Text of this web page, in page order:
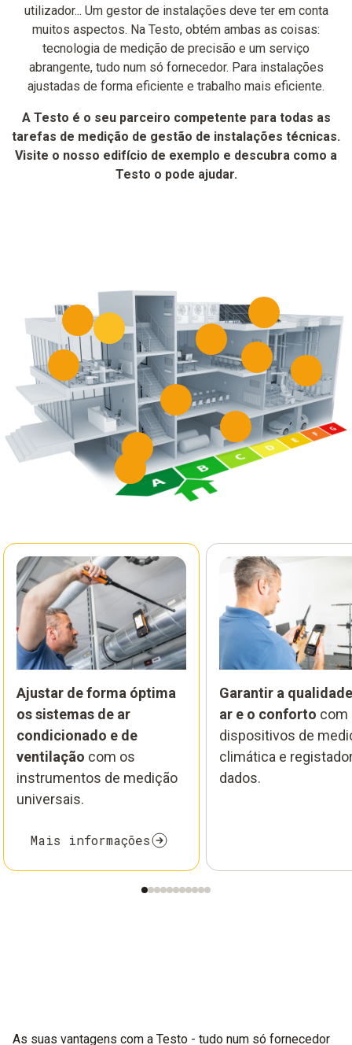
utilizador... Um gestor de instalações deve ter em conta
muitos aspectos. Na Testo, obtém ambas as coisas:
tecnologia de medição de precisão e um serviço
abrangente, tudo num só fornecedor. Para instalações
ajustadas de forma eficiente e trabalho mais eficiente.
A Testo é o seu parceiro competente para todas as
tarefas de medição de gestão de instalações técnicas.
Visite o nosso edifício de exemplo e descubra como a
Testo o pode ajudar.
Ajustar de forma óptima
os sistemas de ar
condicionado e de
ventilação com os
instrumentos de medição
universais.
Mais informações
Garantir a
ar e o conforto com
dispositivos de
climática e
dados.
As suas vantagens com a Testo - tudo num só fornecedor